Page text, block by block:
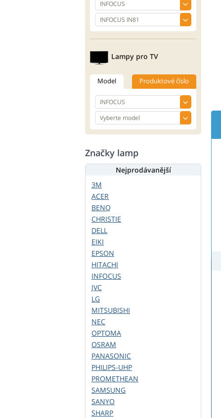
Lampy pro TV
Model Produktové číslo
Značky lamp
Nejprodávanější
3M
ACER
BENQ
CHRISTIE
DELL
EIKI
EPSON
HITACHI
INFOCUS
JVC
LG
MITSUBISHI
NEC
OPTOMA
OSRAM
PANASONIC
PHILIPS-UHP
PROMETHEAN
SAMSUNG
SANYO
SHARP